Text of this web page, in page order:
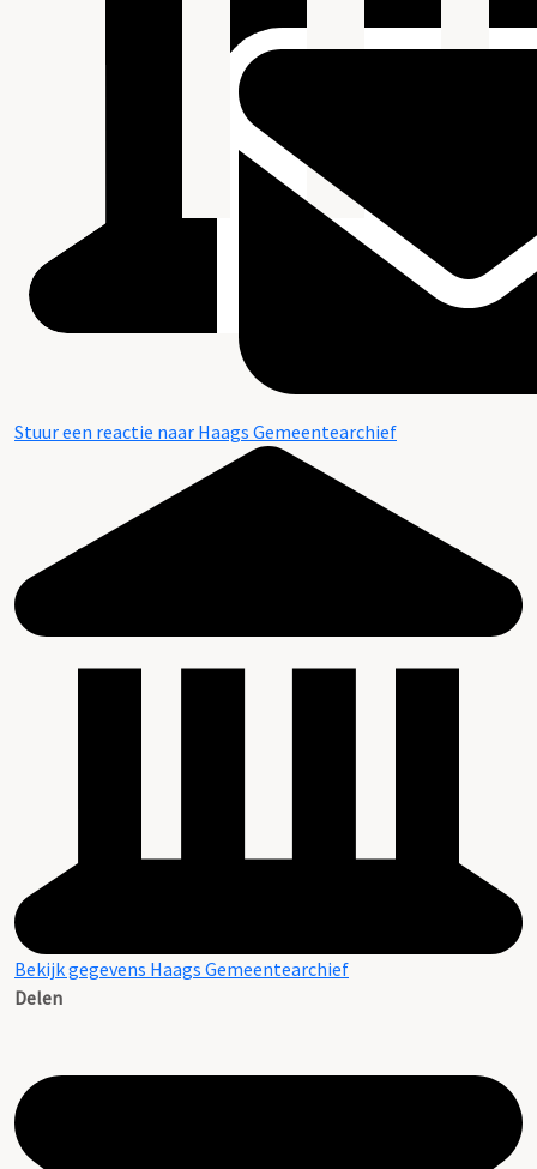
Stuur een reactie naar Haags Gemeentearchief
Bekijk gegevens Haags Gemeentearchief
Delen